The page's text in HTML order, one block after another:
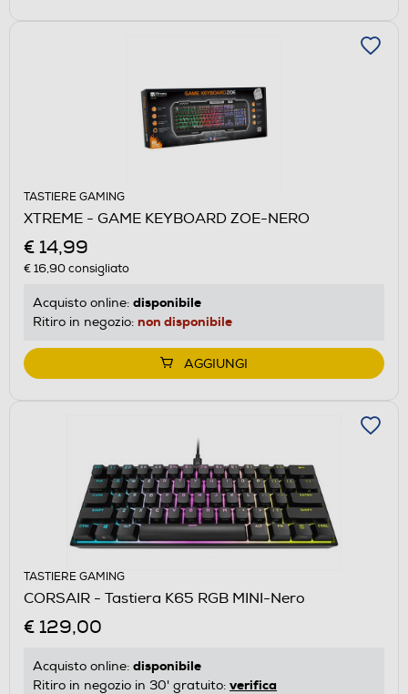
TASTIERE GAMING
XTREME - GAME KEYBOARD ZOE-NERO
€ 14,99
€ 16,90consigliato
Acquisto online: disponibile
Ritiro in negozio: non disponibile
AGGIUNGI
TASTIERE GAMING
CORSAIR - Tastiera K65 RGB MINI-Nero
€ 129,00
Acquisto online: disponibile
Ritiro in negozio in 30' gratuito: verifica